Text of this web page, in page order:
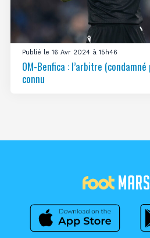
Publié le 16 Avr 2024 à 15h46
OM-Benfica : l’arbitre
connu